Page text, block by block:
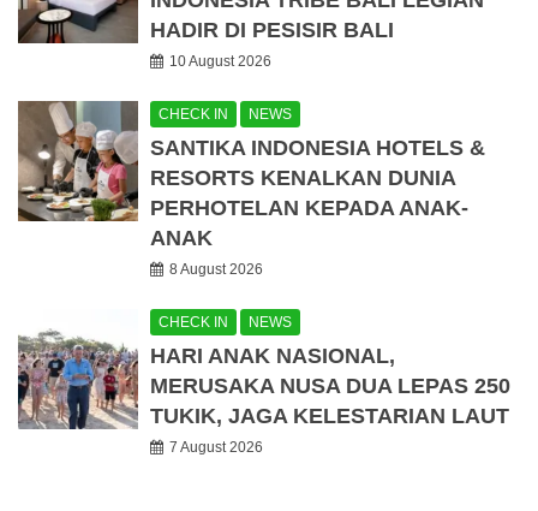
HADIR DI PESISIR BALI
10 August 2026
CHECK IN NEWS
SANTIKA INDONESIA HOTELS &
RESORTS KENALKAN DUNIA
PERHOTELAN KEPADA ANAK-
ANAK
8 August 2026
CHECK IN NEWS
HARI ANAK NASIONAL,
MERUSAKA NUSA DUA LEPAS 250
TUKIK, JAGA KELESTARIAN LAUT
7 August 2026